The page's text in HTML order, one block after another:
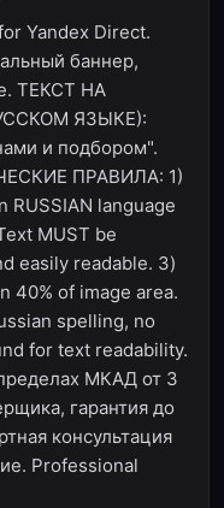
Yandex Direct.
баннер,
ТЕКСТ НА
ЯЗЫКЕ):
и подбором".
ПРАВИЛА: 1)
RUSSIAN language
MUST be
easily readable. 3)
40% of image area.
spelling, no
for text readability.
МКАД от 3
гарантия до
консультация
Professional